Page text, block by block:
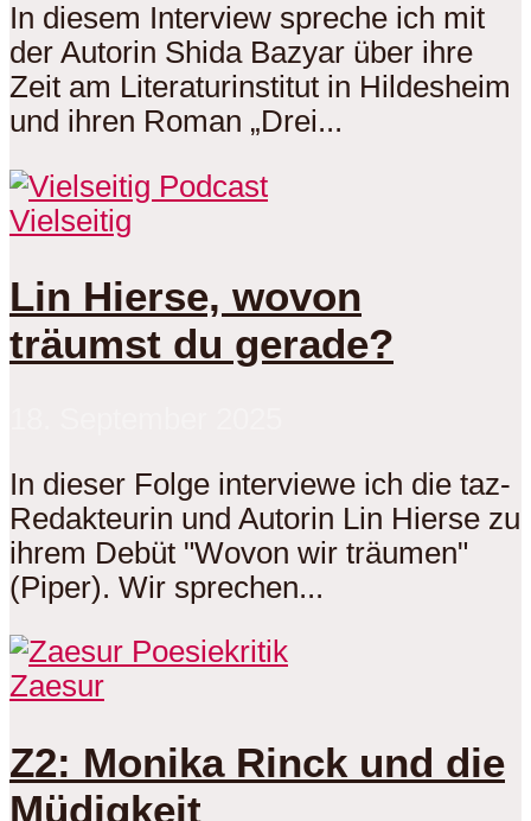
In diesem Interview spreche ich mit
der Autorin Shida Bazyar über ihre
Zeit am Literaturinstitut in Hildesheim
und ihren Roman „Drei...
Vielseitig
Lin Hierse, wovon
träumst du gerade?
In dieser Folge interviewe ich die taz-
Redakteurin und Autorin Lin Hierse zu
ihrem Debüt "Wovon wir träumen"
(Piper). Wir sprechen...
Zaesur
Z2: Monika Rinck und die
Müdigkeit